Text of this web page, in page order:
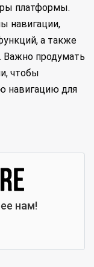
платформы.
навигации,
а также
Важно продумать
чтобы
навигацию для
нам!